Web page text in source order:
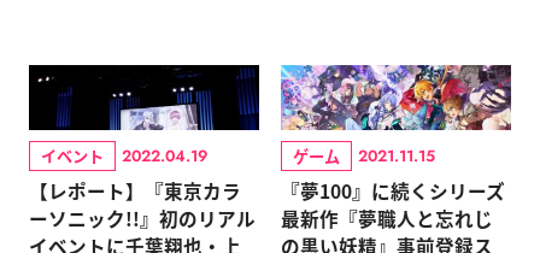
イベント 2022.04.19
【レポート】『東京カラ
ーソニック!!』初のリアル
イベントに千葉翔也・上
ゲーム 2021.11.15
『夢100』に続くシリーズ
最新作『夢職人と忘れじ
の黒い妖精』事前登録ス